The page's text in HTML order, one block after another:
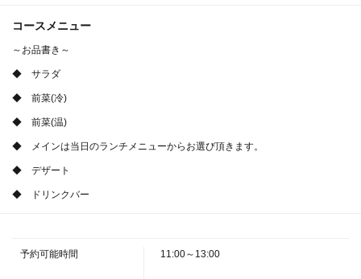
コースメニュー
～お品書き～
◆ サラダ
◆ 前菜(冷)
◆ 前菜(温)
◆ メインは当日のランチメニューからお選び頂きます。
◆ デザート
◆ ドリンクバー
予約可能時間 11:00～13:00
『ランチコース』2,800円<全5,6品程度>2名様～ | 紅葉